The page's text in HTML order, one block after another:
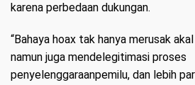
karena perbedaan dukungan.
“Bahaya hoax tak hanya merusak
namun juga mendelegitimasi proses
penyelenggaraanpemilu, dan lebih